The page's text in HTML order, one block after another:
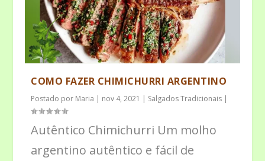
COMO FAZER CHIMICHURRI ARGENTINO
Postado por Maria | nov 4, 2021 | Salgados Tradicionais |
Autêntico Chimichurri Um molho
argentino autêntico e fácil de